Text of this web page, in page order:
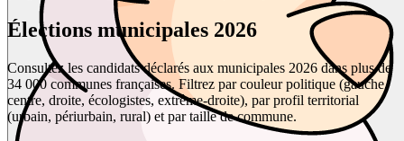
Élections municipales 2026
Consultez les candidats déclarés aux municipales 2026 dans plus de
34 000 communes françaises. Filtrez par couleur politique (gauche,
centre, droite, écologistes, extrême-droite), par profil territorial
(urbain, périurbain, rural) et par taille de commune.